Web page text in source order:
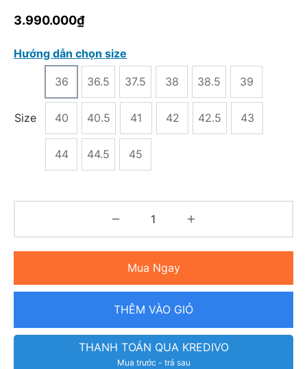
3.990.000₫
Hướng dẫn chọn size
Size
36 36.5 37.5 38 38.5 39
40 40.5 41 42 42.5 43
44 44.5 45
Mua Ngay
THÊM VÀO GIỎ
THANH TOÁN QUA KREDIVO
Mua trước - trả sau